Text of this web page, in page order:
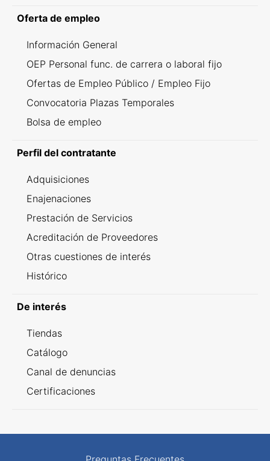
Oferta de empleo
Información General
OEP Personal func. de carrera o laboral fijo
Ofertas de Empleo Público / Empleo Fijo
Convocatoria Plazas Temporales
Bolsa de empleo
Perfil del contratante
Adquisiciones
Enajenaciones
Prestación de Servicios
Acreditación de Proveedores
Otras cuestiones de interés
Histórico
De interés
Tiendas
Catálogo
Canal de denuncias
Certificaciones